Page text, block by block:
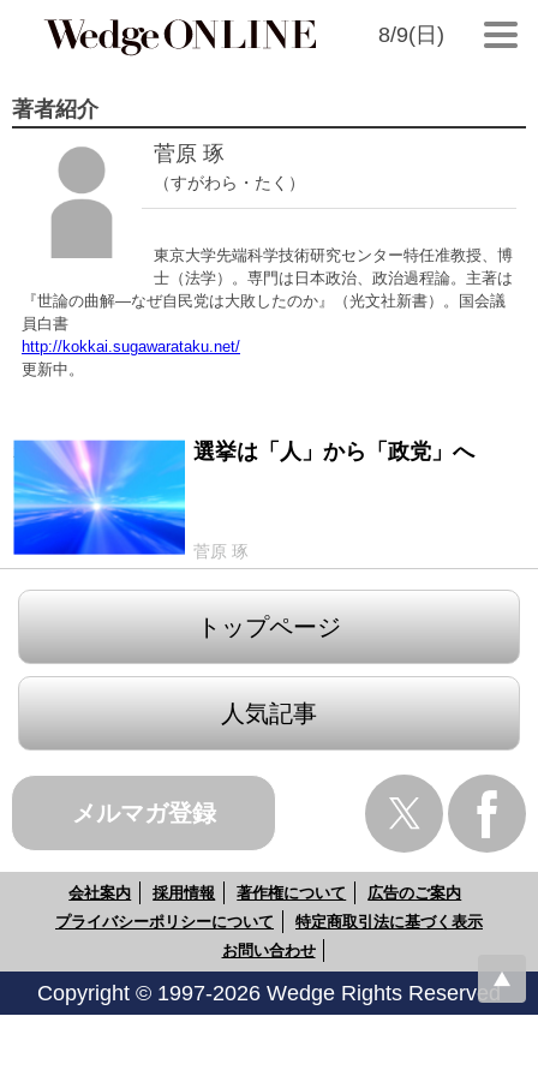
8/9(日)
著者紹介
菅原 琢
（すがわら・たく）
東京大学先端科学技術研究センター特任准教授、博
士（法学）。専門は日本政治、政治過程論。主著は
『世論の曲解―なぜ自民党は大敗したのか』（光文社新書）。国会議
員白書
http://kokkai.sugawarataku.net/
更新中。
2011/04/04 選挙は「人」から「政党」へ
菅原 琢
トップページ
人気記事
メルマガ登録
会社案内 採用情報 著作権について
広告のご案内
プライバシーポリシーについて
特定商取引法に基づく表示
お問い合わせ
Copyright © 1997-2026 Wedge Rights Reserved